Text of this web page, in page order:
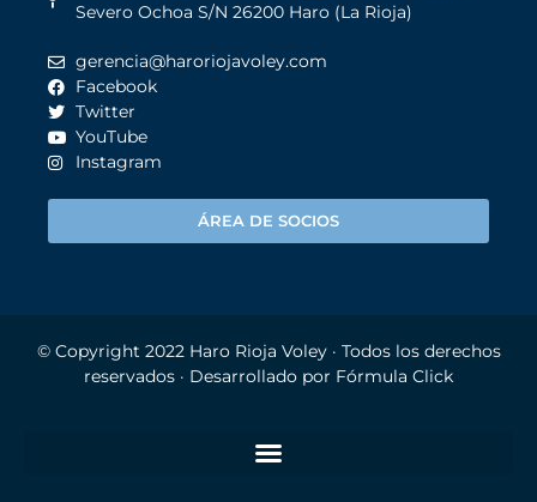
Severo Ochoa S/N 26200 Haro (La Rioja)
gerencia@haroriojavoley.com
Facebook
Twitter
YouTube
Instagram
ÁREA DE SOCIOS
© Copyright 2022 Haro Rioja Voley· Todos los derechos
reservados · Desarrollado por Fórmula Click